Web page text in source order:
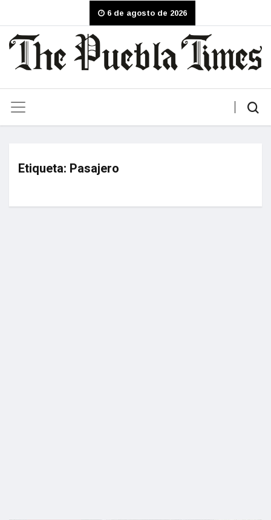
6 de agosto de 2026
Etiqueta: Pasajero